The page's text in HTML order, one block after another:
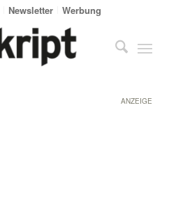
Newsletter Werbung
ANZEIGE